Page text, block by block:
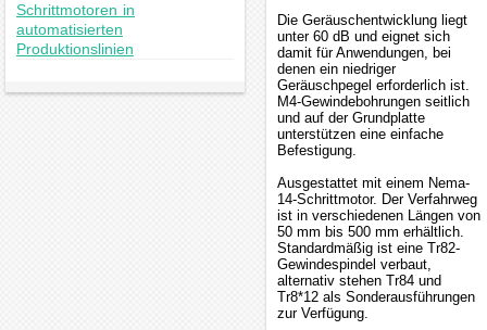
Schrittmotoren in
automatisierten
Produktionslinien
Die Geräuschentwicklung liegt
unter 60 dB und eignet sich
damit für Anwendungen, bei
denen ein niedriger
Geräuschpegel erforderlich ist.
M4-Gewindebohrungen seitlich
und auf der Grundplatte
unterstützen eine einfache
Befestigung.
Ausgestattet mit einem Nema-
14-Schrittmotor. Der Verfahrweg
ist in verschiedenen Längen von
50 mm bis 500 mm erhältlich.
Standardmäßig ist eine Tr82-
Gewindespindel verbaut,
alternativ stehen Tr84 und
Tr8*12 als Sonderausführungen
zur Verfügung.